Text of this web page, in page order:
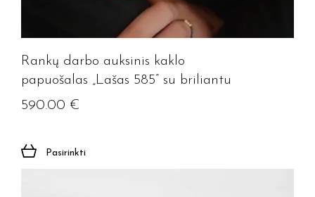
Rankų darbo auksinis kaklo
papuošalas „Lašas 585” su briliantu
590.00 €
Pasirinkti